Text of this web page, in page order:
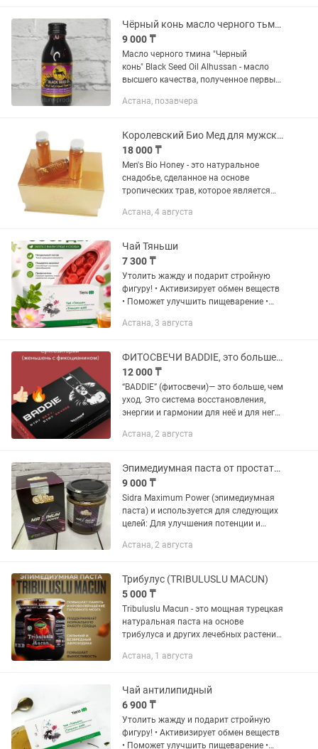
Чёрный конь масло черного тьмина
9 000 ₸
Масло черного тмина "Черный
конь" Black Seed Oil Alhussan - масло
высшего качества, полученное первым
произведен для внутренного рынка
Астана, позавчера
Королевский Био Мед для мужского здоровья.MENS BIO HONEY DRS SECRET
18 000 ₸
Men's Bio Honey - это натуральное
снадобье, сделанное на основе
тропических трав, которое является
усиления потенции, увеличения
Астана, 4 августа
Чай Тяньши
7 300 ₸
Утолить жажду и подарит стройную
фигуру! • Активизирует обмен веществ
• Поможет улучшить пищеварение •
холестерина в крови • Защитит от
Астана, 3 августа
ФИТОСВЕЧИ BADDIE, это больше, чем уход. это система восстановления для неё
12 000 ₸
“BADDIE” (фитосвечи)— это больше, чем
уход. Это система восстановления,
энергии и гармонии для неё и для него.
комфорт — снятие сухости, воспалений
Астана, 2 августа
Эпимедиумная паста от простатита
9 000 ₸
Sidra Maximum Power (эпимедиумная
паста) и используется для следующих
целей: Для улучшения потенции и
выработку тестостерона). Для лечения
Астана, 2 августа
Трибулус (TRIBULUSLU MACUN)
5 000 ₸
Tribuluslu Macun - это мощная турецкая
натуральная паста на основе
трибулуса и других лечебных растений-
максимально эффективно улучшить
мужчин...
Астана, 1 августа
Чай антилипидный
6 900 ₸
Утолить жажду и подарит стройную
фигуру! • Активизирует обмен веществ
• Поможет улучшить пищеварение •